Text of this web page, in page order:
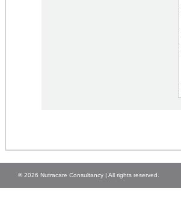
© 2026 Nutracare Consultancy | All rights reserved.